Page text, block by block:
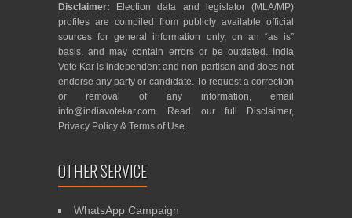
Disclaimer: Election data and legislator (MLA/MP)
profiles are compiled from publicly available official
sources for general information only, on an “as is”
basis, and may contain errors or be outdated. India
Vote Kar is independent and non-partisan and does not
endorse any party or candidate. To request a correction
or removal of any information, email
info@indiavotekar.com. Read our full Disclaimer,
Privacy Policy & Terms of Use.
OTHER SERVICE
WhatsApp Campaign